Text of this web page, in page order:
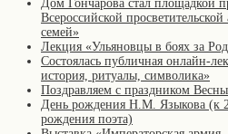
Дом Гончарова стал площадкой
Всероссийской
семей»
Лекция «Ульяновцы в боях за
Состоялась публичная онлайн-
история, ритуалы, символика»
Поздравляем с праздником
День рождения Н.М. Языкова (к
рождения поэта)